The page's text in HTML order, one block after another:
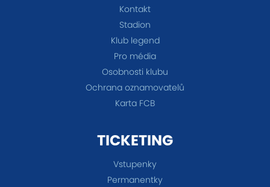
Kontakt
Stadion
Klub legend
Pro média
Osobnosti klubu
Ochrana oznamovatelů
Karta FCB
TICKETING
Vstupenky
Permanentky